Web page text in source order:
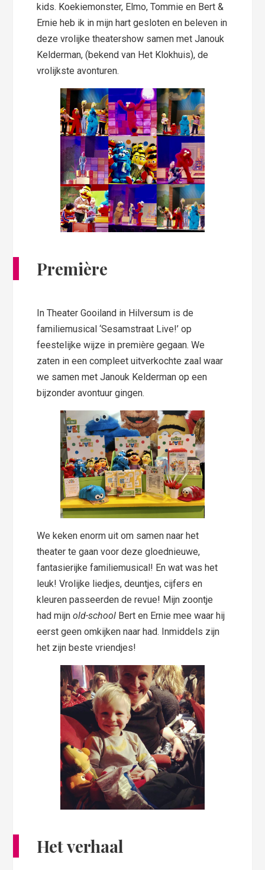
kids. Koekiemonster, Elmo, Tommie en Bert &
Ernie heb ik in mijn hart gesloten en beleven in
deze vrolijke theatershow samen met Janouk
Kelderman, (bekend van Het Klokhuis), de
vrolijkste avonturen.
Première
In Theater Gooiland in Hilversum is de
familiemusical ‘Sesamstraat Live!’ op
feestelijke wijze in première gegaan. We
zaten in een compleet uitverkochte zaal waar
we samen met Janouk Kelderman op een
bijzonder avontuur gingen.
We keken enorm uit om samen naar het
theater te gaan voor deze gloednieuwe,
fantasierijke familiemusical! En wat was het
leuk! Vrolijke liedjes, deuntjes, cijfers en
kleuren passeerden de revue! Mijn zoontje
had mijnold-school Bert en Ernie mee waar hij
eerst geen omkijken naar had. Inmiddels zijn
het zijn beste vriendjes!
Het verhaal